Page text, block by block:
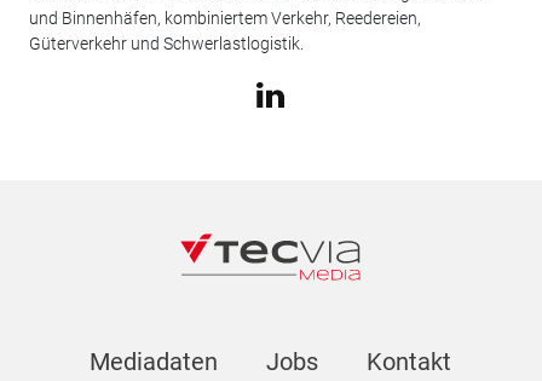
und Binnenhäfen, kombiniertem Verkehr, Reedereien,
Güterverkehr und Schwerlastlogistik.
Mediadaten Jobs Kontakt